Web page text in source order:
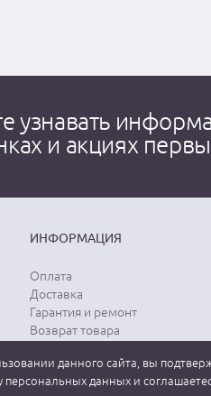
узнавать
и акциях
ИНФОРМАЦИЯ
Оплата
Доставка
Гарантия и ремонт
Возврат товара
Уход за одеждой
данного сайта, вы
персональных данных и